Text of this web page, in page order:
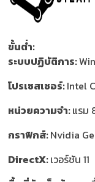
ขั้นต่ำ:
ระบบปฏิบัติการ:
โปรเซสเซอร์:Intel
หน่วยความจำ:แรม
กราฟิกส์:Nvidia
DirectX:เวอร์ชัน 11